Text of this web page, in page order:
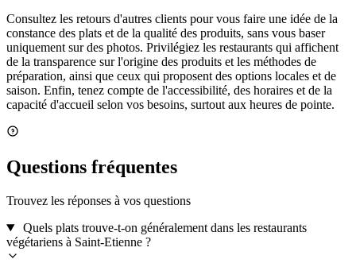
Consultez les retours d'autres clients pour vous faire une idée de la
constance des plats et de la qualité des produits, sans vous baser
uniquement sur des photos. Privilégiez les restaurants qui affichent
de la transparence sur l'origine des produits et les méthodes de
préparation, ainsi que ceux qui proposent des options locales et de
saison. Enfin, tenez compte de l'accessibilité, des horaires et de la
capacité d'accueil selon vos besoins, surtout aux heures de pointe.
Questions fréquentes
Trouvez les réponses à vos questions
Quels plats trouve-t-on généralement dans les restaurants
végétariens à Saint-Etienne ?